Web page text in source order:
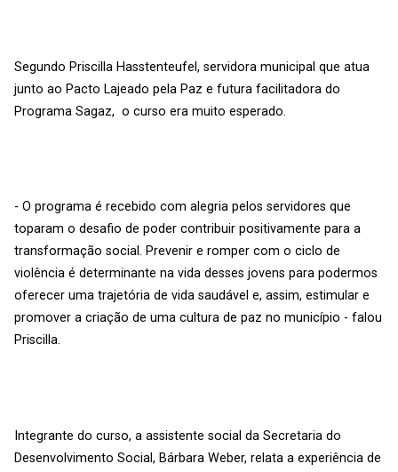
Segundo Priscilla Hasstenteufel, servidora municipal que atua
junto ao Pacto Lajeado pela Paz e futura facilitadora do
Programa Sagaz, o curso era muito esperado.
- O programa é recebido com alegria pelos servidores que
toparam o desafio de poder contribuir positivamente para a
transformação social. Prevenir e romper com o ciclo de
violência é determinante na vida desses jovens para podermos
oferecer uma trajetória de vida saudável e, assim, estimular e
promover a criação de uma cultura de paz no município - falou
Priscilla.
Integrante do curso, a assistente social da Secretaria do
Desenvolvimento Social, Bárbara Weber, relata a experiência de